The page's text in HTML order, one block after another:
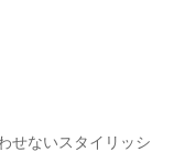
せないスタイリッシ